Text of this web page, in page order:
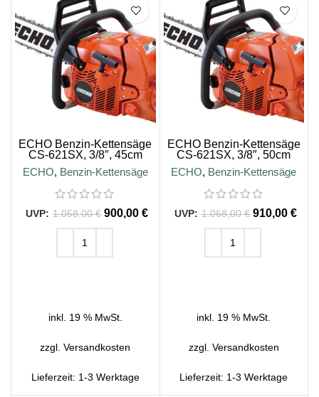
ECHO Benzin-Kettensäge
CS-621SX, 3/8″, 45cm
Schienenlänge
ECHO, Benzin-Kettensäge
1.058,00€ 900,00€
inkl. 19 % MwSt.
zzgl.Versandkosten
Lieferzeit: 1-3 Werktage
ECHO Benzin-Kettensäge
CS-621SX, 3/8″, 50cm
Schienenlänge
ECHO, Benzin-Kettensäge
1.068,00€ 910,00 €
inkl. 19 % MwSt.
zzgl. Versandkosten
Lieferzeit: 1-3 Werktage